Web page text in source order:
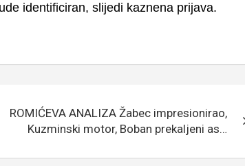
identificiran, slijedi kaznena prijava.
ROMIĆEVA ANALIZA Žabec impresionirao,
Kuzminski motor, Boban prekaljeni as…